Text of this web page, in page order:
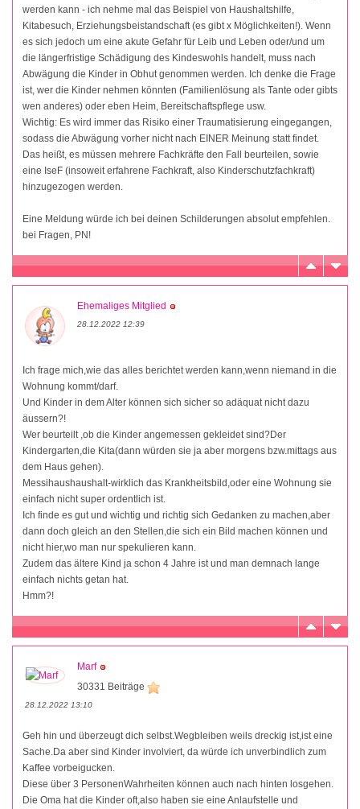
werden kann - ich nehme mal das Beispiel von Haushaltshilfe,
Kitabesuch, Erziehungsbeistandschaft (es gibt x Möglichkeiten!). Wenn
es sich jedoch um eine akute Gefahr für Leib und Leben oder/und um
die längerfristige Schädigung des Kindeswohls handelt, muss nach
Abwägung die Kinder in Obhut genommen werden. Ich denke die Frage
ist, wer die Kinder nehmen könnten (Familienlösung als Tante oder gibts
wen anderes) oder eben Heim, Bereitschaftspflege usw.
Wichtig: Es wird immer das Risiko einer Traumatisierung eingegangen,
sodass die Abwägung vorher nicht nach EINER Meinung statt findet.
Das heißt, es müssen mehrere Fachkräfte den Fall beurteilen, sowie
eine IseF (insoweit erfahrene Fachkraft, also Kinderschutzfachkraft)
hinzugezogen werden.
Eine Meldung würde ich bei deinen Schilderungen absolut empfehlen.
bei Fragen, PN!
Ehemaliges Mitglied
28.12.2022 12:39
Ich frage mich,wie das alles berichtet werden kann,wenn niemand in die
Wohnung kommt/darf.
Und Kinder in dem Alter können sich sicher so adäquat nicht dazu
äussern?!
Wer beurteilt ,ob die Kinder angemessen gekleidet sind?Der
Kindergarten,die Kita(dann würden sie ja aber morgens bzw.mittags aus
dem Haus gehen).
Messihaushaushalt-wirklich das Krankheitsbild,oder eine Wohnung sie
einfach nicht super ordentlich ist.
Ich finde es gut und wichtig und richtig sich Gedanken zu machen,aber
dann doch gleich an den Stellen,die sich ein Bild machen können und
nicht hier,wo man nur spekulieren kann.
Zudem das ältere Kind ja schon 4 Jahre ist und man demnach lange
einfach nichts getan hat.
Hmm?!
Marf
30331 Beiträge
28.12.2022 13:10
Geh hin und überzeugt dich selbst.Wegbleiben weils dreckig ist,ist eine
Sache.Da aber sind Kinder involviert, da würde ich unverbindlich zum
Kaffee vorbeigucken.
Diese über 3 PersonenWahrheiten können auch nach hinten losgehen.
Die Oma hat die Kinder oft,also haben sie eine Anlaufstelle und